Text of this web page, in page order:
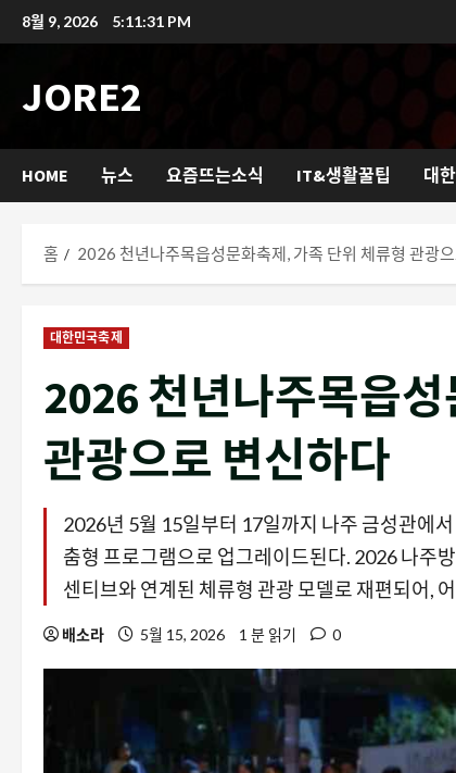
텐
8월 9, 2026 5:11:32 PM
JORE2
HOME 뉴스 요즘뜨는소식 IT&생활꿀팁 대
홈 2026 천년나주목읍성문화축제, 가족 단위 체류형 관광
대한민국축제
2026 천년나주목읍
관광으로 변신하다
2026년 5월 15일부터 17일까지 나주 금성관에
춤형 프로그램으로 업그레이드된다. 2026 나주
센티브와 연계된 체류형 관광 모델로 재편되어,
배소라 5월 15, 2026 1 분 읽기 0